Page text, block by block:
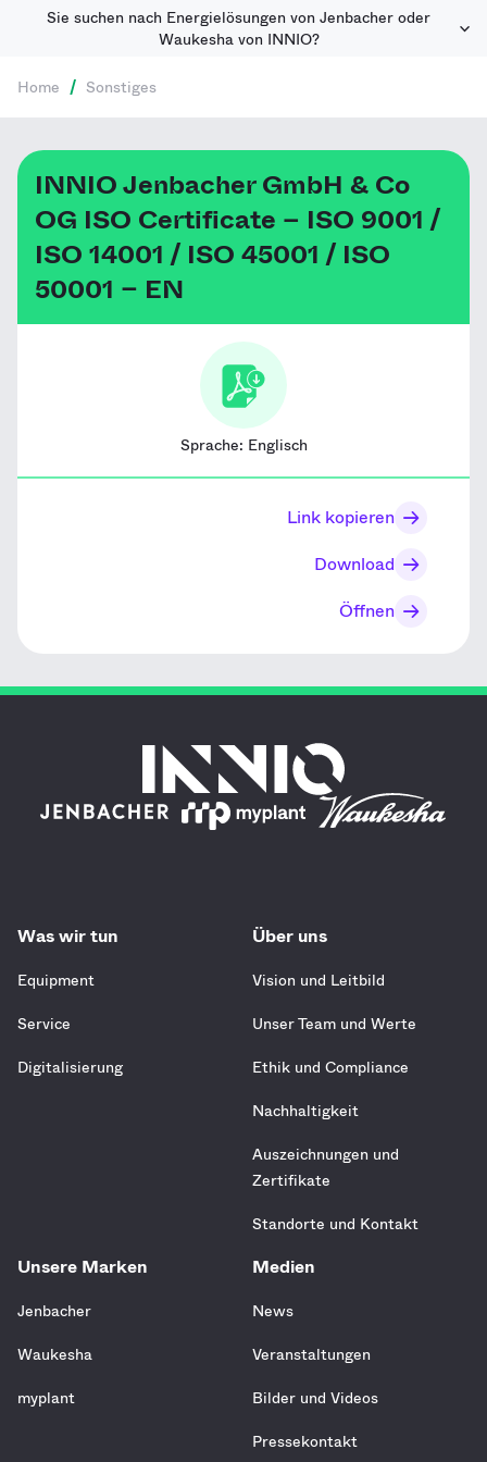
Sie suchen nach Energielösungen von Jenbacher oder
Waukesha von INNIO?
Home / Sonstiges
INNIO Jenbacher GmbH & Co
OG ISO Certificate – ISO 9001 /
ISO 14001 / ISO 45001 / ISO
50001 – EN
Sprache: Englisch
Link kopieren
Download
Öffnen
Was wir tun
Equipment
Service
Digitalisierung
Über uns
Vision und Leitbild
Unser Team und Werte
Ethik und Compliance
Nachhaltigkeit
Auszeichnungen und
Zertifikate
Standorte und Kontakt
Unsere Marken
Jenbacher
Waukesha
myplant
Medien
News
Veranstaltungen
Bilder und Videos
Pressekontakt